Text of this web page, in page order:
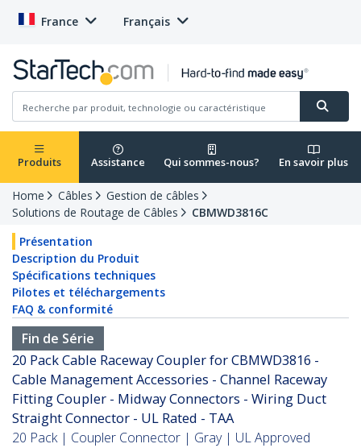
France Français
Produits Assistance Qui sommes-nous? En savoir plus
Home Câbles
Gestion de câbles
Solutions de Routage de Câbles
CBMWD3816C
Présentation
Description du Produit
Spécifications techniques
Pilotes et téléchargements
FAQ & conformité
Fin de Série
20 Pack Cable Raceway Coupler for CBMWD3816 -
Cable Management Accessories - Channel Raceway
Fitting Coupler - Midway Connectors - Wiring Duct
Straight Connector - UL Rated - TAA
20 Pack | Coupler Connector | Gray | UL Approved